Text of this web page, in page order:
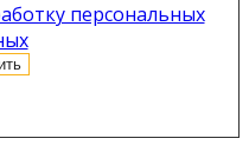
персональных